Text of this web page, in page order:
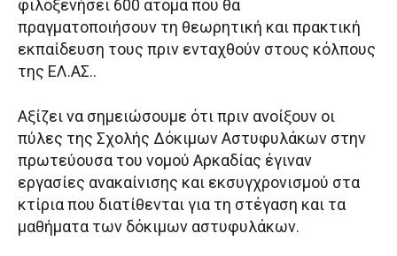
φιλοξενήσει 600 άτομα που θα
πραγματοποιήσουν τη θεωρητική και πρακτική
εκπαίδευση τους πριν ενταχθούν στους κόλπους
της ΕΛ.ΑΣ..
Αξίζει να σημειώσουμε ότι πριν ανοίξουν οι
πύλες της Σχολής Δόκιμων Αστυφυλάκων στην
πρωτεύουσα του νομού Αρκαδίας έγιναν
εργασίες ανακαίνισης και εκσυγχρονισμού στα
κτίρια που διατίθενται για τη στέγαση και τα
μαθήματα των δόκιμων αστυφυλάκων.